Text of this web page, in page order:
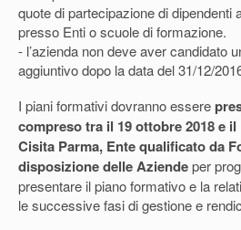
quote di partecipazione di dipendenti
presso Enti o scuole di formazione.
- l’azienda non deve aver candidato
aggiuntivo dopo la data del 31/12/
I piani formativi dovranno essere
compreso tra il 19 ottobre 2018 e il
Cisita Parma, Ente qualificato da
disposizione delle Aziendeper
presentare il piano formativo e la
le successive fasi di gestione e